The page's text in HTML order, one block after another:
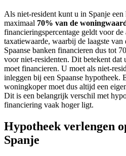
Als niet-resident kunt u in Spanje
maximaal 70% van de
financieringspercentage geldt voor
taxatiewaarde, waarbij de laagste
Spaanse banken financieren dus tot
voor niet-residenten. Dit betekent dat
moet financieren. U moet als niet-
inleggen bij een Spaanse hypotheek.
woningkoper moet dus altijd een
Dit is een belangrijk verschil met
financiering vaak hoger ligt.
Hypotheek verlengen
Spanje